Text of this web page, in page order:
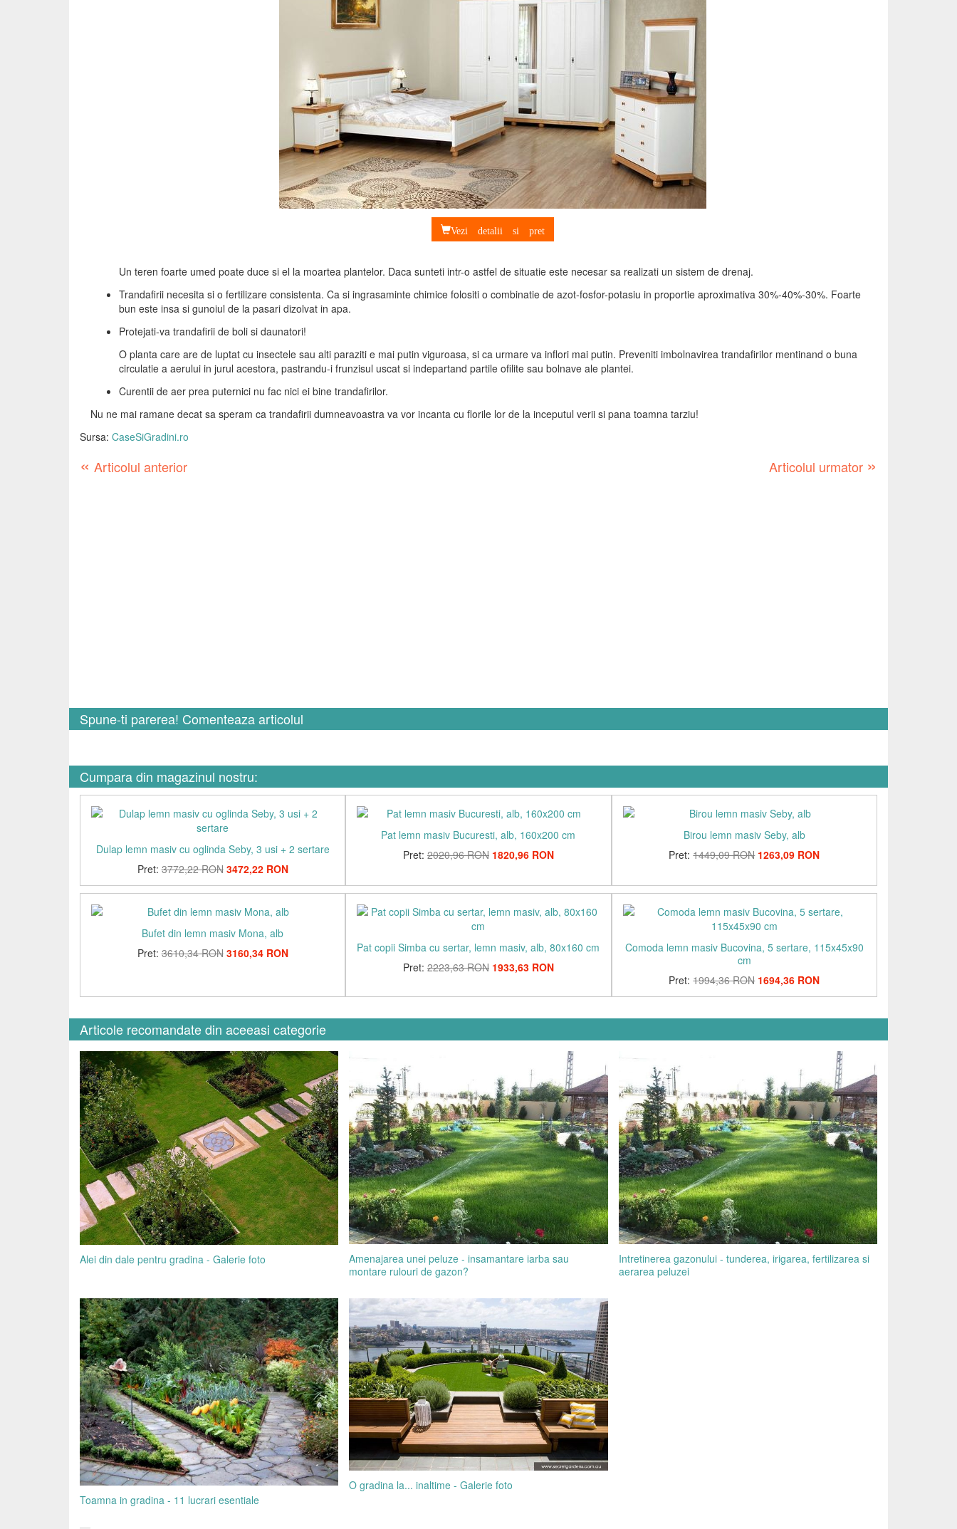
Vezi detalii si pret
Un teren foarte umed poate duce si el la moartea plantelor. Daca sunteti intr-o astfel de situatie este necesar sa realizati un sistem de drenaj.
Trandafirii necesita si o fertilizare consistenta. Ca si ingrasaminte chimice folositi o combinatie de azot-fosfor-potasiu in proportie aproximativa 30%-40%-30%. Foarte
bun este insa si gunoiul de la pasari dizolvat in apa.
Protejati-va trandafirii de boli si daunatori!
O planta care are de luptat cu insectele sau alti paraziti e mai putin viguroasa, si ca urmare va inflori mai putin. Preveniti imbolnavirea trandafirilor mentinand o buna
circulatie a aerului in jurul acestora, pastrandu-i frunzisul uscat si indepartand partile ofilite sau bolnave ale plantei.
Curentii de aer prea puternici nu fac nici ei bine trandafirilor.
Nu ne mai ramane decat sa speram ca trandafirii dumneavoastra va vor incanta cu florile lor de la inceputul verii si pana toamna tarziu!
Sursa: CaseSiGradini.ro
« Articolul anterior Articolul urmator »
Spune-ti parerea! Comenteaza articolul
Cumpara din magazinul nostru:
Dulap lemn masiv cu oglinda Seby, 3 usi + 2 sertare
Pret:3772,22 RON 3472,22 RON
Pat lemn masiv Bucuresti, alb, 160x200 cm
Pret: 2020,96 RON 1820,96 RON
Birou lemn masiv Seby, alb
Pret:1449,09 RON 1263,09 RON
Bufet din lemn masiv Mona, alb
Pret:3610,34 RON 3160,34 RON
Pat copii Simba cu sertar, lemn masiv, alb, 80x160 cm
Pret: 2223,63 RON 1933,63 RON
Comoda lemn masiv Bucovina, 5 sertare, 115x45x90
cm
Pret:1994,36 RON 1694,36 RON
Articole recomandate din aceeasi categorie
Alei din dale pentru gradina - Galerie foto
Amenajarea unei peluze - insamantare iarba sau
montare rulouri de gazon?
Intretinerea gazonului - tunderea, irigarea, fertilizarea si
aerarea peluzei
Toamna in gradina - 11 lucrari esentiale
O gradina la... inaltime - Galerie foto
Va invitam sa dati 'Like' paginii noastre de Facebook
pentru a afla zilnic noutati interesante. Va multumim!